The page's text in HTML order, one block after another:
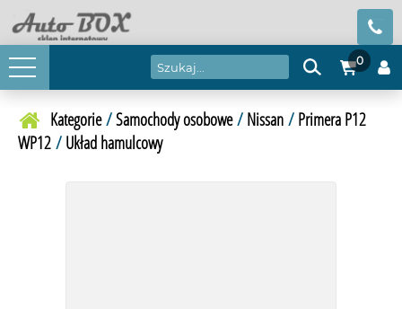
0
Kategorie/Samochody osobowe/ Nissan/ Primera P12
WP12 / Układ hamulcowy